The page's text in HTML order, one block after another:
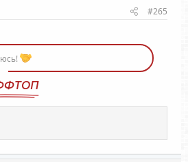
#265